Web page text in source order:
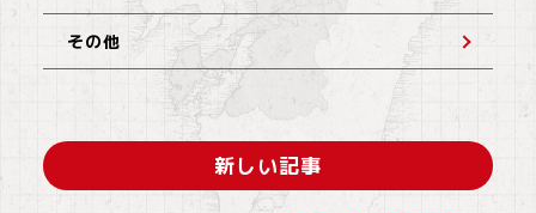
その他
新しい記事